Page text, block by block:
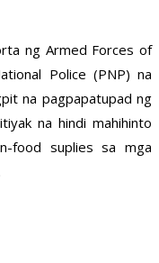
ng Armed Forces of
Police (PNP) na
na pagpapatupad ng
na hindi mahihinto
food suplies sa mga